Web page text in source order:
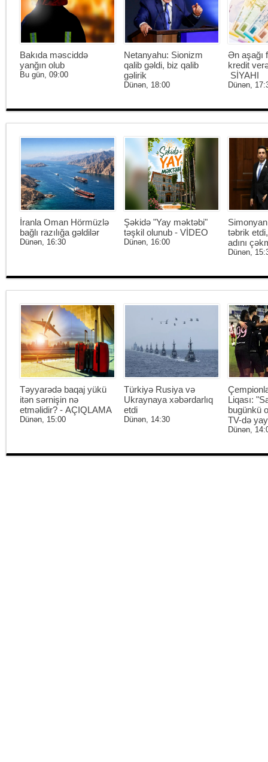
Bakıda məsciddə
yanğın olub
Bu gün, 09:00
Netanyahu: Sionizm
qalib gəldi, biz qalib
gəlirik
Dünən, 18:00
Ən aşağı
kredit
SİYAHI
Dünən,
İranla Oman Hörmüzlə
bağlı razılığa gəldilər
Dünən, 16:30
Şəkidə "Yay məktəbi"
təşkil olunub - VİDEO
Dünən, 16:00
təbrik
adını
Dünən,
Təyyarədə baqaj yükü
itən sərnişin nə
etməlidir? - AÇIQLAMA
Dünən, 15:00
Türkiyə Rusiya və
Ukraynaya xəbərdarlıq
etdi
Dünən, 14:30
Liqası:
bugünkü
TV-də
Dünən,